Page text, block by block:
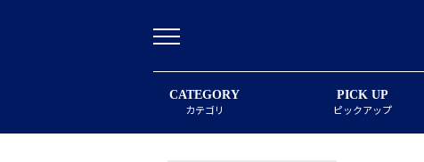
CATEGORY
カテゴリ
PICK UP
ピックアップ